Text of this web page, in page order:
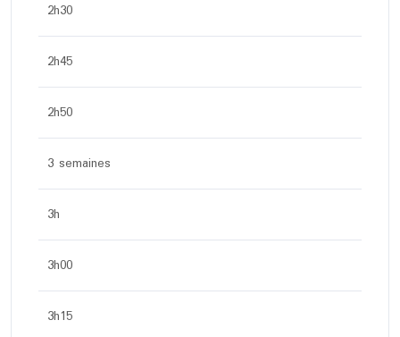
2h30
2h45
2h50
3 semaines
3h
3h00
3h15